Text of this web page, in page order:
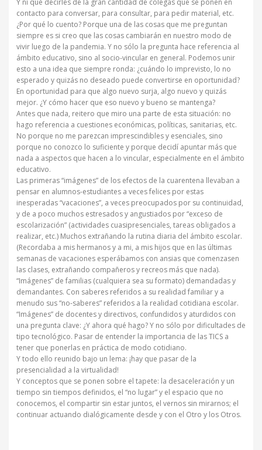
Y ni qué decirles de la gran cantidad de colegas que se ponen en
contacto para conversar, para consultar, para pedir material, etc.
¿Por qué lo cuento? Porque una de las cosas que me preguntan
siempre es si creo que las cosas cambiarán en nuestro modo de
vivir luego de la pandemia. Y no sólo la pregunta hace referencia al
ámbito educativo, sino al socio-vincular en general. Podemos unir
esto a una idea que siempre ronda: ¿cuándo lo imprevisto, lo no
esperado y quizás no deseado puede convertirse en oportunidad?
En oportunidad para que algo nuevo surja, algo nuevo y quizás
mejor. ¿Y cómo hacer que eso nuevo y bueno se mantenga?
Antes que nada, reitero que miro una parte de esta situación: no
hago referencia a cuestiones económicas, políticas, sanitarias, etc.
No porque no me parezcan imprescindibles y esenciales, sino
porque no conozco lo suficiente y porque decidí apuntar más que
nada a aspectos que hacen a lo vincular, especialmente en el ámbito
educativo.
Las primeras “imágenes” de los efectos de la cuarentena llevaban a
pensar en alumnos-estudiantes a veces felices por estas
inesperadas “vacaciones”, a veces preocupados por su continuidad,
y de a poco muchos estresados y angustiados por “exceso de
escolarización” (actividades cuasipresenciales, tareas obligados a
realizar, etc.) Muchos extrañando la rutina diaria del ámbito escolar.
(Recordaba a mis hermanos y a mi, a mis hijos que en las últimas
semanas de vacaciones esperábamos con ansias que comenzasen
las clases, extrañando compañeros y recreos más que nada).
“Imágenes” de familias (cualquiera sea su formato) demandadas y
demandantes. Con saberes referidos a su realidad familiar y a
menudo sus “no-saberes” referidos a la realidad cotidiana escolar.
“Imágenes” de docentes y directivos, confundidos y aturdidos con
una pregunta clave: ¿Y ahora qué hago? Y no sólo por dificultades de
tipo tecnológico. Pasar de entender la importancia de las TICS a
tener que ponerlas en práctica de modo cotidiano.
Y todo ello reunido bajo un lema: ¡hay que pasar de la
presencialidad a la virtualidad!
Y conceptos que se ponen sobre el tapete: la desaceleración y un
tiempo sin tiempos definidos, el “no lugar” y el espacio que no
conocemos, el compartir sin estar juntos, el vernos sin mirarnos; el
continuar actuando dialógicamente desde y con el Otro y los Otros.